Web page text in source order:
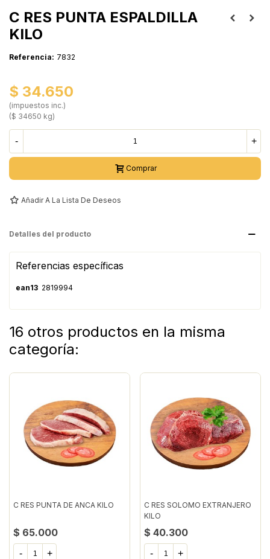
C RES PUNTA ESPALDILLA
KILO
Referencia: 7832
$ 34.650
(impuestos inc.)
($ 34650 kg)
- +
Comprar
Añadir A La Lista De Deseos
Detalles del producto
Referencias específicas
ean13 2819994
16 otros productos en la misma
categoría:
C RES PUNTA DE ANCA KILO
$ 65.000
- +
C RES SOLOMO EXTRANJERO
KILO
$ 40.300
- +